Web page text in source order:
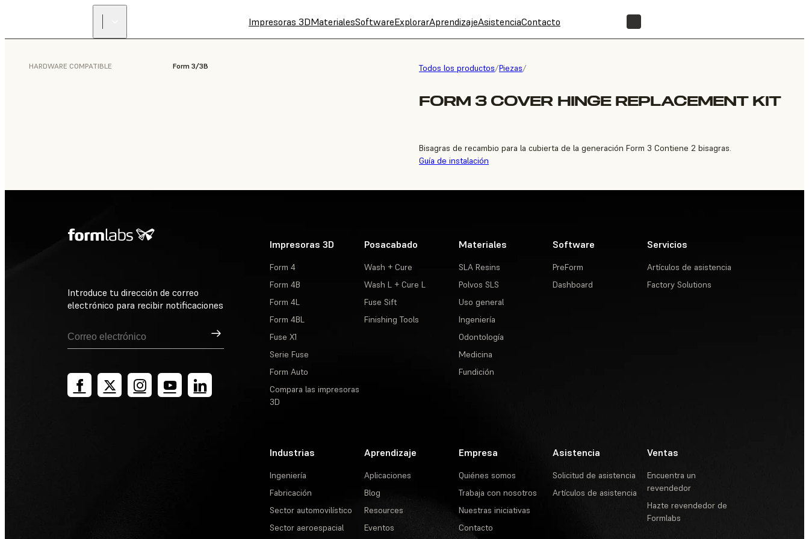
Impresoras 3DMaterialesSoftwareExplorarAprendizajeAsistenciaContacto
Todos los productos/Piezas/
FORM 3 COVER HINGE REPLACEMENT KIT
HARDWARE COMPATIBLE Form 3/3B
Bisagras de recambio para la cubierta de la generación Form 3 Contiene 2 bisagras.
Guía de instalación
Introduce tu dirección de correo
electrónico para recibir notificaciones
Suscribirse
Impresoras 3D
Form 4
Form 4B
Form 4L
Form 4BL
Fuse X1
Serie Fuse
Form Auto
Compara las impresoras
3D
Posacabado
Wash + Cure
Wash L + Cure L
Fuse Sift
Finishing Tools
Materiales
SLA Resins
Polvos SLS
Uso general
Ingeniería
Odontología
Medicina
Fundición
Software
PreForm
Dashboard
Servicios
Artículos de asistencia
Factory Solutions
Industrias
Ingeniería
Fabricación
Sector automovilístico
Sector aeroespacial
Aprendizaje
Aplicaciones
Blog
Resources
Eventos
Empresa
Quiénes somos
Trabaja con nosotros
Nuestras iniciativas
Contacto
Asistencia
Solicitud de asistencia
Artículos de asistencia
Ventas
Encuentra un
revendedor
Hazte revendedor de
Formlabs